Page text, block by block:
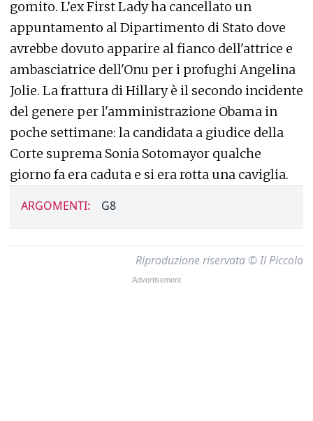
gomito. L’ex First Lady ha cancellato un
appuntamento al Dipartimento di Stato dove
avrebbe dovuto apparire al fianco dell'attrice e
ambasciatrice dell'Onu per i profughi Angelina
Jolie. La frattura di Hillary è il secondo incidente
del genere per l'amministrazione Obama in
poche settimane: la candidata a giudice della
Corte suprema Sonia Sotomayor qualche
giorno fa era caduta e si era rotta una caviglia.
ARGOMENTI: G8
Riproduzione riservata © Il Piccolo